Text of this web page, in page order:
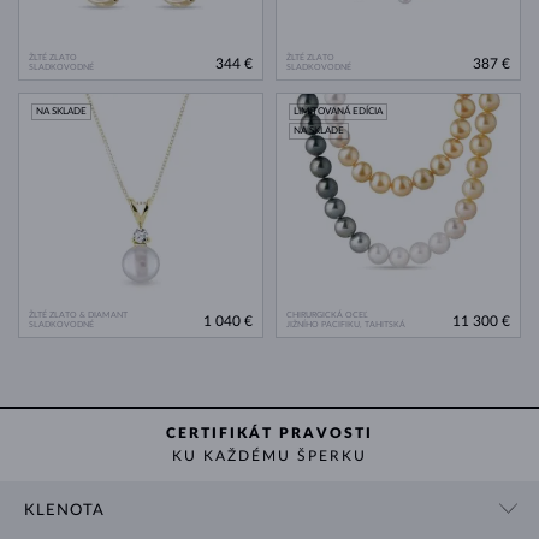
ŽLTÉ ZLATO
SLADKOVODNÉ
344 €
ŽLTÉ ZLATO
SLADKOVODNÉ
387 €
ŽLTÉ ZLATO & DIAMANT
SLADKOVODNÉ
NA SKLADE
1 040 €
CHIRURGICKÁ OCEĽ
JIŽNÍHO PACIFIKU, TAHITSKÁ
LIMITOVANÁ EDÍCIA
NA SKLADE
11 300 €
CERTIFIKÁT PRAVOSTI
KU KAŽDÉMU ŠPERKU
KLENOTA